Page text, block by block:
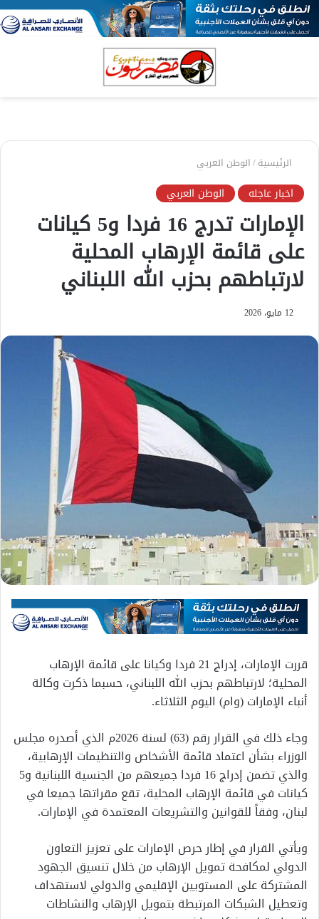
الرئيسية/الوطن العربي
اخبار عاجله الوطن العربي
الإمارات تدرج 16 فردا و5 كيانات
على قائمة الإرهاب المحلية
لارتباطهم بحزب الله اللبناني
12 مايو، 2026
قررت الإمارات، إدراج 21 فردا وكيانا على قائمة الإرهاب
المحلية؛ لارتباطهم بحزب الله اللبناني، حسبما ذكرت وكالة
أنباء الإمارات (وام) اليوم الثلاثاء.
وجاء ذلك في القرار رقم (63) لسنة 2026م الذي أصدره مجلس
الوزراء بشأن اعتماد قائمة الأشخاص والتنظيمات الإرهابية،
والذي تضمن إدراج 16 فردا جميعهم من الجنسية اللبنانية و5
كيانات في قائمة الإرهاب المحلية، تقع مقراتها جميعا في
لبنان، وفقاً للقوانين والتشريعات المعتمدة في الإمارات.
ويأتي القرار في إطار حرص الإمارات على تعزيز التعاون
الدولي لمكافحة تمويل الإرهاب من خلال تنسيق الجهود
المشتركة على المستويين الإقليمي والدولي لاستهداف
وتعطيل الشبكات المرتبطة بتمويل الإرهاب والنشاطات